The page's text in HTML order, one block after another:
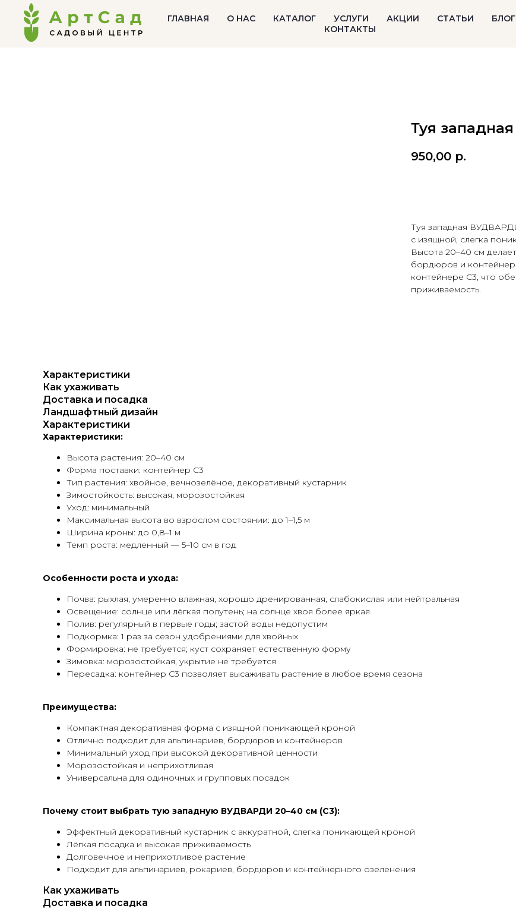
ГЛАВНАЯ О НАС КАТАЛОГ УСЛУГИ АКЦИИ СТАТЬИ
БЛОГ
КОНТАКТЫ
Туя
950,00 р.
Туя западная
с изящной, слегка
Высота 20–40 см
бордюров и
контейнере С3, что
приживаемость.
Характеристики
Как ухаживать
Доставка и посадка
Ландшафтный дизайн
Характеристики
Характеристики:
Высота растения: 20–40 см
Форма поставки: контейнер С3
Тип растения: хвойное, вечнозелёное, декоративный кустарник
Зимостойкость: высокая, морозостойкая
Уход: минимальный
Максимальная высота во взрослом состоянии: до 1–1,5 м
Ширина кроны: до 0,8–1 м
Темп роста: медленный — 5–10 см в год
Особенности роста и ухода:
Почва: рыхлая, умеренно влажная, хорошо дренированная, слабокислая или нейтральная
Освещение: солнце или лёгкая полутень; на солнце хвоя более яркая
Полив: регулярный в первые годы; застой воды недопустим
Подкормка: 1 раз за сезон удобрениями для хвойных
Формировка: не требуется; куст сохраняет естественную форму
Зимовка: морозостойкая, укрытие не требуется
Пересадка: контейнер С3 позволяет высаживать растение в любое время сезона
Преимущества:
Компактная декоративная форма с изящной поникающей кроной
Отлично подходит для альпинариев, бордюров и контейнеров
Минимальный уход при высокой декоративной ценности
Морозостойкая и неприхотливая
Универсальна для одиночных и групповых посадок
Почему стоит выбрать тую западную ВУДВАРДИ 20–40 см (С3):
Эффектный декоративный кустарник с аккуратной, слегка поникающей кроной
Лёгкая посадка и высокая приживаемость
Долговечное и неприхотливое растение
Подходит для альпинариев, рокариев, бордюров и контейнерного озеленения
Как ухаживать
Доставка и посадка